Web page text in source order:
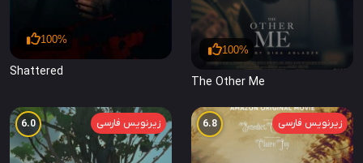
100%
The Other Me
100%
Shattered
زیرنویس فارسی 6.8 زیرنویس فارسی 6.0